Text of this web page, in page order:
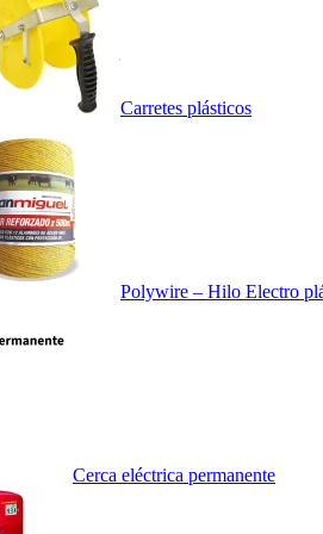
Carretes plásticos
Polywire – Hilo Electro
Cerca eléctrica permanente